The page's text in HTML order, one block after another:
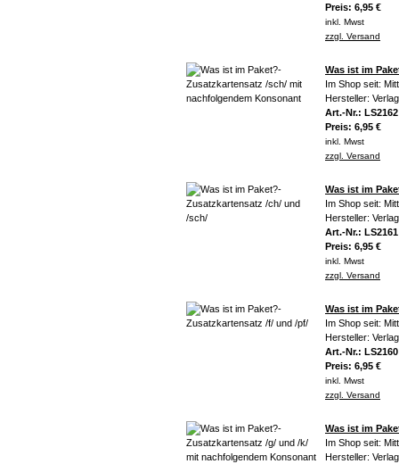
Preis: 6,95 €
inkl. Mwst
zzgl. Versand
Was ist im
Im Shop seit:
Hersteller:
Art.-Nr.: LS2162
Preis: 6,95 €
inkl. Mwst
zzgl. Versand
Was ist im
Im Shop seit:
Hersteller:
Art.-Nr.: LS2161
Preis: 6,95 €
inkl. Mwst
zzgl. Versand
Was ist im
Im Shop seit:
Hersteller:
Art.-Nr.: LS2160
Preis: 6,95 €
inkl. Mwst
zzgl. Versand
Was ist im
Im Shop seit:
Hersteller: